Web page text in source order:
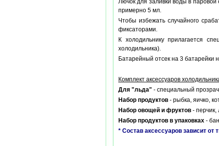
Лючок для заливки воды в паровой
примерно 5 мл.
Чтобы избежать случайного
фиксаторами.
К холодильнику прилагается
холодильника).
Батарейный отсек на 3 батарейки
Комплект аксессуаров
Для "льда" - специальный
Набор продуктов - рыбка, яичко,
Набор овощей и фруктов - перчик,
Набор продуктов в упаковках -
* Состав аксессуаров зависит от